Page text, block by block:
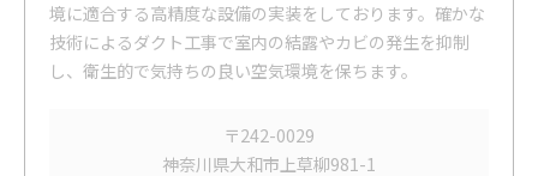
境に適合する高精度な設備の実装をしております。確かな
技術によるダクト工事で室内の結露やカビの発生を抑制
し、衛生的で気持ちの良い空気環境を保ちます。
〒242-0029
神奈川県大和市上草柳981-1